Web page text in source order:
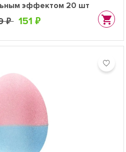
эффектом 20 шт
₽ 151 ₽